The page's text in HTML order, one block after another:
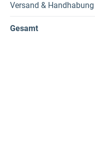
Versand & Handhabung
Gesamt